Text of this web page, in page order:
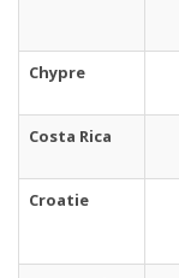
Chypre
Costa Rica
Croatie